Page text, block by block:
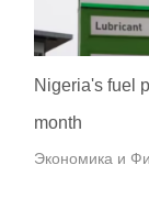
Nigeria's fuel
month
Экономика и